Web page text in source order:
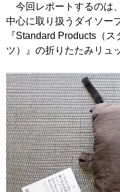
今回レポートするのは
中心に取り扱うダイソー
『Standard Products（
ツ）』の折りたたみリュ